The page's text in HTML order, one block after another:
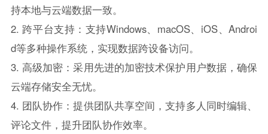
持本地与云端数据一致。
2. 跨平台支持：支持Windows、macOS、iOS、Androi
d等多种操作系统，实现数据跨设备访问。
3. 高级加密：采用先进的加密技术保护用户数据，确保
云端存储安全无忧。
4. 团队协作：提供团队共享空间，支持多人同时编辑、
评论文件，提升团队协作效率。